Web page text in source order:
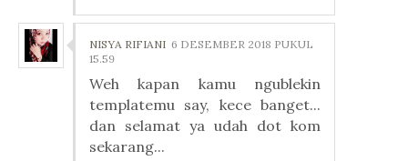
NISYA RIFIANI 6 DESEMBER 2018 PUKUL
15.59
Weh kapan kamu ngublekin
templatemu say, kece banget...
dan selamat ya udah dot kom
sekarang...